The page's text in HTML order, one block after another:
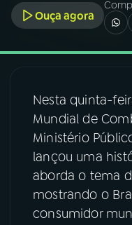
A RÁDIO
03
04 PROGRAMAS
PODCASTS
06VIDEOCASTS
Ouça agora
Nesta quinta-
Mundial de
Ministério
lançou uma
aborda o tema
mostrando o
consumidor